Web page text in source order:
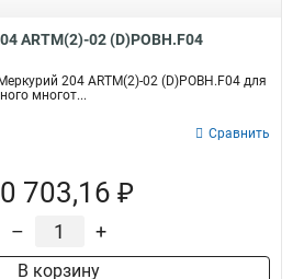
ARTM(2)-02 (D)POBH.F04
204 ARTM(2)-02 (D)POBH.F04 для
многот...
Сравнить
703,16 ₽
– +
В корзину